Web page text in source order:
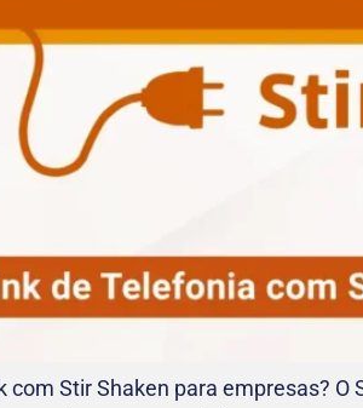
com Stir Shaken para empresas?